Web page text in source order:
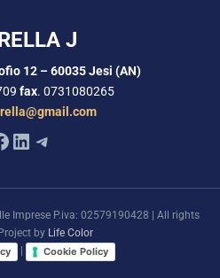
J
12 – 60035 Jesi (AN)
fax. 0731080265
LinkedIn
Telegram
Imprese P.iva: 02579190428 | All rights
by Life Color
Cookie Policy